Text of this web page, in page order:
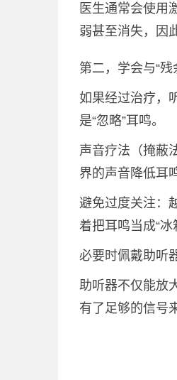
医生通常会使用
弱甚至消失，因
第二，学会与“残
如果经过治疗，
是“忽略”耳鸣。
声音疗法（掩蔽
界的声音降低耳
避免过度关注：
着把耳鸣当成“
必要时佩戴助听
助听器不仅能放
有了足够的信号